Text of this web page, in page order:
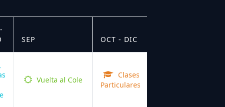
SEP OCT - DIC
Vuelta al Cole
Clases
Particulares